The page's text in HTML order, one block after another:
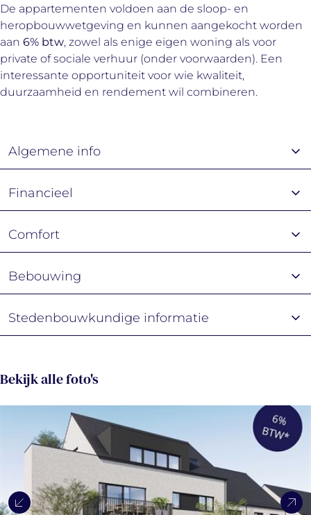
De appartementen voldoen aan de sloop- en
heropbouwwetgeving en kunnen aangekocht worden
aan 6% btw, zowel als enige eigen woning als voor
private of sociale verhuur (onder voorwaarden). Een
interessante opportuniteit voor wie kwaliteit,
duurzaamheid en rendement wil combineren.
Algemene info
Financieel
Comfort
Bebouwing
Stedenbouwkundige informatie
Bekijk alle foto's